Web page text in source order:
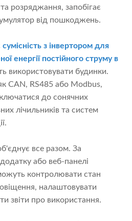
розряджання, запобігає
від пошкоджень.
сумісність з інвертором для
енергії постійного струму в
використовувати будинки.
CAN, RS485 або Modbus,
до сонячних
лічильників та систем
все разом. За
або веб-панелі
контролювати стан
налаштовувати
звіти про використання.